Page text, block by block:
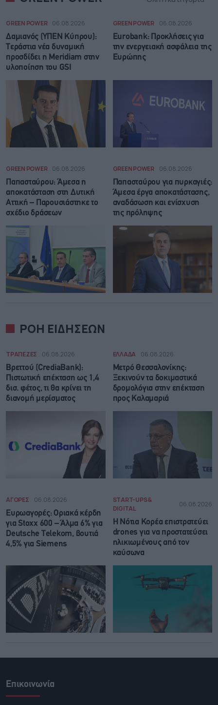
GREEN POWER 06.08.2026
Δαμιανός (ΥΠΕΝ Κύπρου):
Τεράστια νέα δυναμική
προσδίδει η Meridiam στην
υλοποίηση του GSI
GREEN POWER 06.08.2026
Eurobank: Προκλήσεις για
την ενεργειακή ασφάλεια της
Ευρώπης
GREEN POWER 06.08.2026
Παπασταύρου: Άμεσα η
αποκατάσταση στη Δυτική
Αττική – Παρουσιάστηκε το
σχέδιο δράσεων
GREEN POWER 06.08.2026
Παπασταύρου για πυρκαγιές:
Άμεσα έργα αποκατάστασης,
αναδάσωση και ενίσχυση
της πρόληψης
ΡΟΗ ΕΙΔΗΣΕΩΝ
ΤΡΑΠΕΖΕΣ 06.08.2026
Βρεττού (CrediaBank):
Πιστωτική επέκταση ως 1,4
δισ. φέτος, τι θα κρίνει τη
διανομή μερίσματος
ΕΛΛΑΔΑ 06.08.2026
Μετρό Θεσσαλονίκης:
Ξεκινούν τα δοκιμαστικά
δρομολόγια στην επέκταση
προς Καλαμαριά
ΑΓΟΡΕΣ 06.08.2026
Ευρωαγορές: Οριακά κέρδη
για Stoxx 600 – Άλμα 6% για
Deutsche Telekom, βουτιά
4,5% για Siemens
START-UPS &
DIGITAL
06.08.2026
Η Νότια Κορέα επιστρατεύει
drones για να προστατεύσει
ηλικιωμένους από τον
καύσωνα
Επικοινωνία